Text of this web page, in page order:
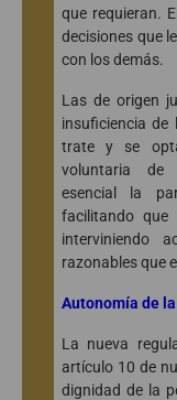
que requieran.
decisiones que
con los demás.
Las de origen
insuficiencia
trate y se
voluntaria de
esencial la
facilitando que
interviniendo
razonables que
Autonomía de
La nueva
artículo 10 de
dignidad de la